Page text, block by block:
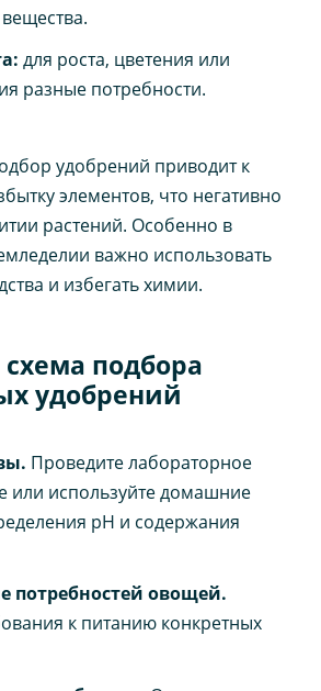
для роста, цветения или
разные потребности.
удобрений приводит к
элементов, что негативно
растений. Особенно в
важно использовать
и избегать химии.
подбора
удобрений
Проведите лабораторное
или используйте домашние
pH и содержания
потребностей овощей.
к питанию конкретных